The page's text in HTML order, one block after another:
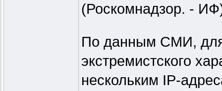
(Роскомнадзор. -
По данным СМИ, для
экстремистского
нескольким IP-